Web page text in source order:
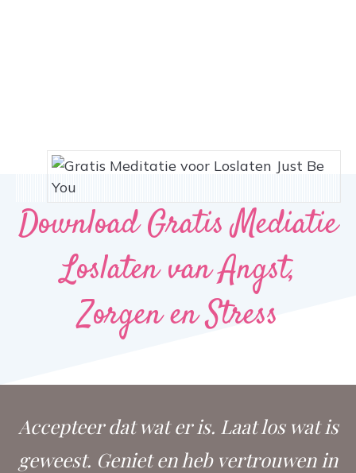
Download Gratis Mediatie
Loslaten van Angst,
Zorgen en Stress
Accepteer dat wat er is. Laat los wat is
geweest. Geniet en heb vertrouwen in